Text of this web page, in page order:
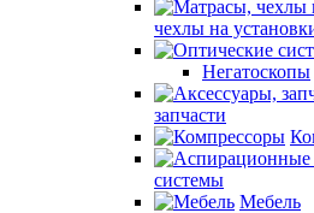
чехлы на
Негатоскопы
запчасти
системы
Мебель